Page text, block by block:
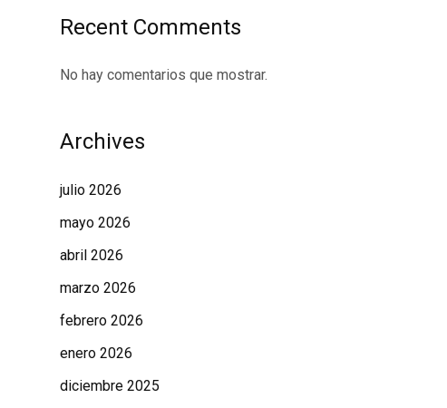
Recent Comments
No hay comentarios que mostrar.
Archives
julio 2026
mayo 2026
abril 2026
marzo 2026
febrero 2026
enero 2026
diciembre 2025